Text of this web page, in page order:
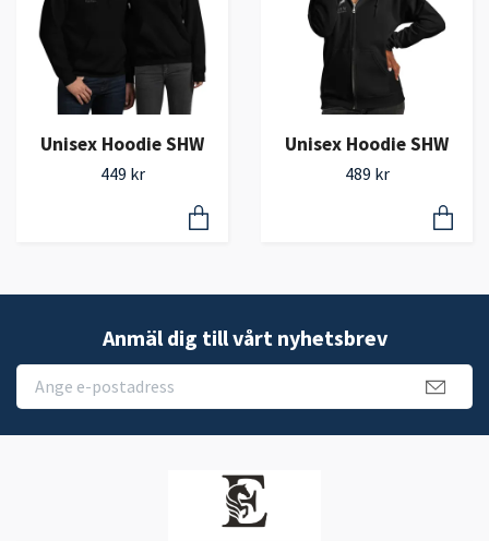
Unisex Hoodie SHW
449 kr
Unisex Hoodie SHW
489 kr
Anmäl dig till vårt nyhetsbrev